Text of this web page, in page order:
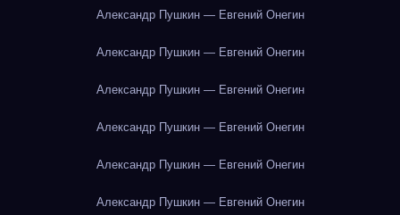
Александр Пушкин — Евгений Онегин
Александр Пушкин — Евгений Онегин
Александр Пушкин — Евгений Онегин
Александр Пушкин — Евгений Онегин
Александр Пушкин — Евгений Онегин
Александр Пушкин — Евгений Онегин